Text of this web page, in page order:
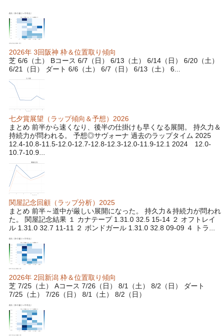
2026年 3回阪神 枠＆位置取り傾向
芝 6/6（土） Bコース 6/7（日） 6/13（土） 6/14（日） 6/20（土）
6/21（日） ダート 6/6（土） 6/7（日） 6/13（土） 6...
七夕賞展望（ラップ傾向＆予想）2026
まとめ 前半から速くなり、後半の仕掛けも早くなる展開。 持久力＆
持続力が問われる。 予想◎サヴォーナ 過去のラップタイム 2025
12.4-10.8-11.5-12.0-12.7-12.8-12.3-12.0-11.9-12.1 2024 12.0-
10.7-10.9...
関屋記念回顧（ラップ分析）2025
まとめ 前半～道中が厳しい展開になった。 持久力＆持続力が問われ
た。 関屋記念結果 １ カナテープ 1.31.0 32.5 15-14 ２ オフトレイ
ル 1.31.0 32.7 11-11 ２ ボンドガール 1.31.0 32.8 09-09 ４ トラ...
2026年 2回新潟 枠＆位置取り傾向
芝 7/25（土） Aコース 7/26（日） 8/1（土） 8/2（日） ダート
7/25（土） 7/26（日） 8/1（土） 8/2（日）